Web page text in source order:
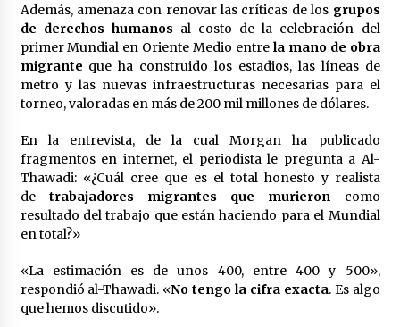
Laura Itzel Castillo será la nueva secretaria de
las Mujeres, anuncia Sheinbaum
2 meses atrás
Sheinbaum descarta reunión entre CNTE y
Segob: «ya dimos nuestras propuestas»
Zar antidrogas de EE.UU.: “vamos por los
políticos mexicanos que protegen al narco”
2 meses atrás
operaciones militares entre ambos países
2 meses atrás
Además, amenaza con renovar las críticas de los grupos
de derechos humanos al costo de la celebración del
primer Mundial en Oriente Medio entre la mano de obra
migrante que ha construido los estadios, las líneas de
metro y las nuevas infraestructuras necesarias para el
torneo, valoradas en más de 200 mil millones de dólares.
En la entrevista, de la cual Morgan ha publicado
fragmentos en internet, el periodista le pregunta a Al-
Thawadi: «¿Cuál cree que es el total honesto y realista
detrabajadores migrantes que murieron como
resultado del trabajo que están haciendo para el Mundial
en total?»
«La estimación es de unos 400, entre 400 y 500»,
respondió al-Thawadi. «No tengo la cifra exacta. Es algo
que hemos discutido».